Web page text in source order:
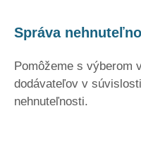
Správa
Pomôžeme s výberom
dodávateľov v
nehnuteľnosti.